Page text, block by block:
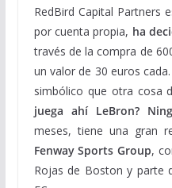
RedBird Capital Partners
por cuenta propia, ha
través de la compra de
un valor de 30 euros
simbólico que otra cosa
juega ahí LeBron?
meses, tiene una gran
Fenway Sports Group,
Rojas de Boston y parte